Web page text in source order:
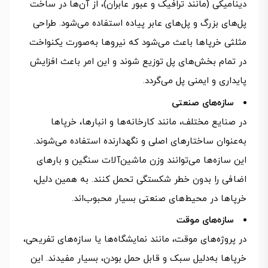
دینامیکی (مانند ترافیک و عبور عابران)، از آن‌ها در ساخت
پل‌های بزرگ و پل‌های عابر پیاده استفاده می‌شود. طراحی
مثلثی خرپاها باعث می‌شود که نیروها به‌صورت یکنواخت
در تمام بخش‌های پل توزیع شوند و این امر باعث افزایش
پایداری و ایمنی پل می‌گردد.
سازه‌های صنعتی
در صنایع مختلف، مانند کارخانه‌ها و انبارها، خرپاها
به‌عنوان ساختارهای اصلی و نگهدارنده استفاده می‌شوند.
این سازه‌ها می‌توانند وزن ماشین‌آلات سنگین و بارهای
اضافی را بدون خطر شکستگی تحمل کنند. به همین دلیل،
خرپاها در محیط‌های صنعتی بسیار محبوب‌اند.
سازه‌های موقت
در پروژه‌های موقت، مانند نمایشگاه‌ها یا سازه‌های تفریحی،
خرپاها به‌دلیل سبک و قابل حمل بودن، بسیار مفیدند. این